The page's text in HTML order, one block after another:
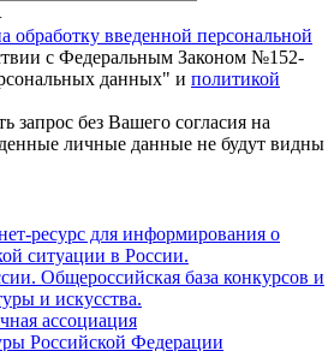
обработку введенной персональной
с Федеральным Законом №152-
данных" и политикой
запрос без Вашего согласия на
личные данные не будут видны